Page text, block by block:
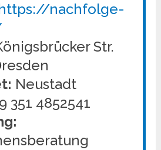
nachfolge-
Str.
Neustadt
351 4852541